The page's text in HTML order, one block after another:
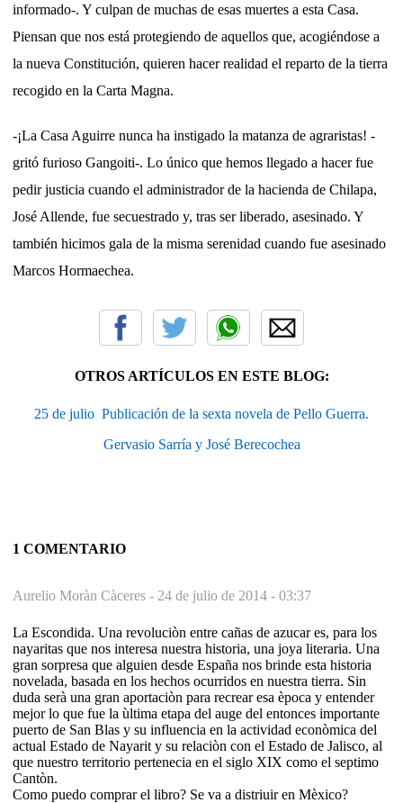
informado-. Y culpan de muchas de esas muertes a esta Casa.
Piensan que nos está protegiendo de aquellos que, acogiéndose a
la nueva Constitución, quieren hacer realidad el reparto de la tierra
recogido en la Carta Magna.
-¡La Casa Aguirre nunca ha instigado la matanza de agraristas! -
gritó furioso Gangoiti-. Lo único que hemos llegado a hacer fue
pedir justicia cuando el administrador de la hacienda de Chilapa,
José Allende, fue secuestrado y, tras ser liberado, asesinado. Y
también hicimos gala de la misma serenidad cuando fue asesinado
Marcos Hormaechea.
OTROS ARTÍCULOS EN ESTE BLOG:
25 de julio  Publicación de la sexta novela de Pello Guerra.
Gervasio Sarría y José Berecochea
1 COMENTARIO
Aurelio Moràn Càceres - 24 de julio de 2014 - 03:37
La Escondida. Una revoluciòn entre cañas de azucar es, para los
nayaritas que nos interesa nuestra historia, una joya literaria. Una
gran sorpresa que alguien desde España nos brinde esta historia
novelada, basada en los hechos ocurridos en nuestra tierra. Sin
duda serà una gran aportaciòn para recrear esa època y entender
mejor lo que fue la ùltima etapa del auge del entonces importante
puerto de San Blas y su influencia en la actividad econòmica del
actual Estado de Nayarit y su relaciòn con el Estado de Jalisco, al
que nuestro territorio pertenecia en el siglo XIX como el septimo
Cantòn.
Como puedo comprar el libro? Se va a distriuir en Mèxico?